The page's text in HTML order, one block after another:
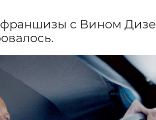
с Вином